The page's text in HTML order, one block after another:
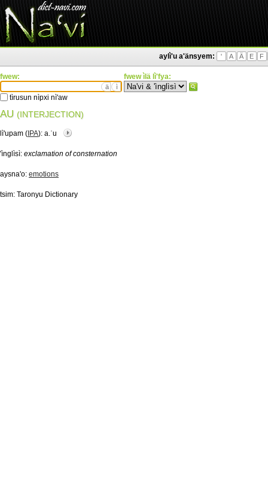
aylì'u a'änsyem: ' A Ä E F
fwew:
ä ì
tìrusun nìpxi nì'aw
fwew ìlä lì'fya:
AU (INTERJECTION)
lì'upam ( IPA): a.ˈu
'ìnglìsì: exclamation of consternation
aysna'o: emotions
tsim: Taronyu Dictionary